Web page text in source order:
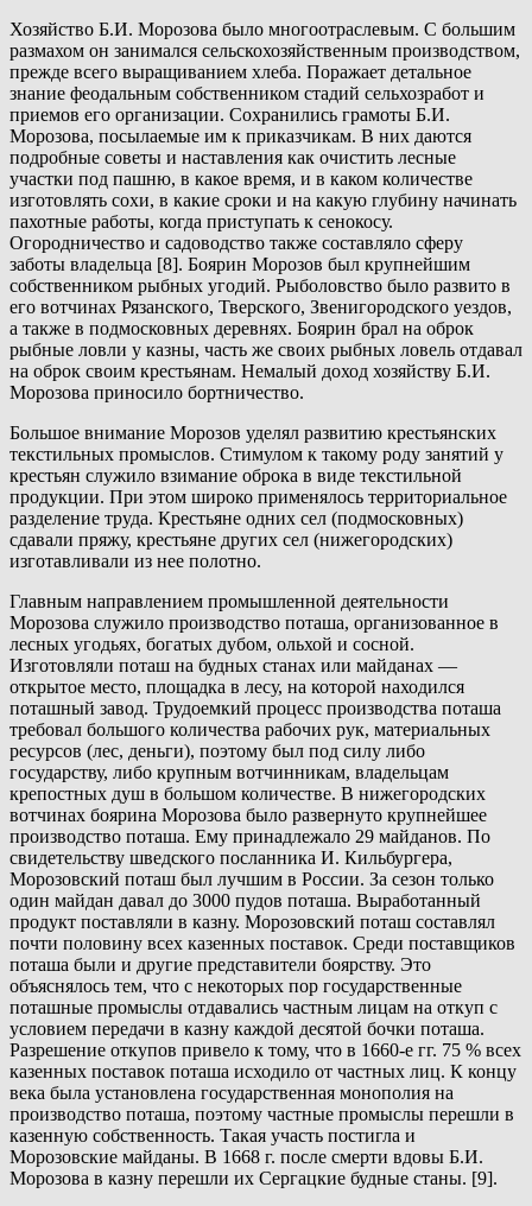
Хозяйство Б.И. Морозова было многоотраслевым. С большим
размахом он занимался сельскохозяйственным производством,
прежде всего выращиванием хлеба. Поражает детальное
знание феодальным собственником стадий сельхозработ и
приемов его организации. Сохранились грамоты Б.И.
Морозова, посылаемые им к приказчикам. В них даются
подробные советы и наставления как очистить лесные
участки под пашню, в какое время, и в каком количестве
изготовлять сохи, в какие сроки и на какую глубину начинать
пахотные работы, когда приступать к сенокосу.
Огородничество и садоводство также составляло сферу
заботы владельца [8]. Боярин Морозов был крупнейшим
собственником рыбных угодий. Рыболовство было развито в
его вотчинах Рязанского, Тверского, Звенигородского уездов,
а также в подмосковных деревнях. Боярин брал на оброк
рыбные ловли у казны, часть же своих рыбных ловель отдавал
на оброк своим крестьянам. Немалый доход хозяйству Б.И.
Морозова приносило бортничество.
Большое внимание Морозов уделял развитию крестьянских
текстильных промыслов. Стимулом к такому роду занятий у
крестьян служило взимание оброка в виде текстильной
продукции. При этом широко применялось территориальное
разделение труда. Крестьяне одних сел (подмосковных)
сдавали пряжу, крестьяне других сел (нижегородских)
изготавливали из нее полотно.
Главным направлением промышленной деятельности
Морозова служило производство поташа, организованное в
лесных угодьях, богатых дубом, ольхой и сосной.
Изготовляли поташ на будных станах или майданах —
открытое место, площадка в лесу, на которой находился
поташный завод. Трудоемкий процесс производства поташа
требовал большого количества рабочих рук, материальных
ресурсов (лес, деньги), поэтому был под силу либо
государству, либо крупным вотчинникам, владельцам
крепостных душ в большом количестве. В нижегородских
вотчинах боярина Морозова было развернуто крупнейшее
производство поташа. Ему принадлежало 29 майданов. По
свидетельству шведского посланника И. Кильбургера,
Морозовский поташ был лучшим в России. За сезон только
один майдан давал до 3000 пудов поташа. Выработанный
продукт поставляли в казну. Морозовский поташ составлял
почти половину всех казенных поставок. Среди поставщиков
поташа были и другие представители боярству. Это
объяснялось тем, что с некоторых пор государственные
поташные промыслы отдавались частным лицам на откуп с
условием передачи в казну каждой десятой бочки поташа.
Разрешение откупов привело к тому, что в 1660-е гг. 75 % всех
казенных поставок поташа исходило от частных лиц. К концу
века была установлена государственная монополия на
производство поташа, поэтому частные промыслы перешли в
казенную собственность. Такая участь постигла и
Морозовские майданы. В 1668 г. после смерти вдовы Б.И.
Морозова в казну перешли их Сергацкие будные станы. [9].